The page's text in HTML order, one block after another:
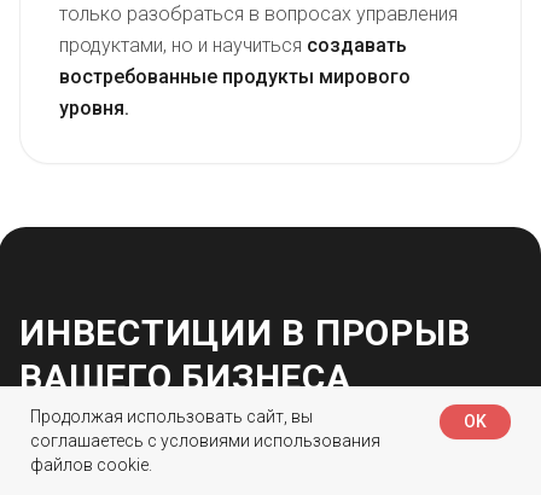
только разобраться в вопросах управления
продуктами, но и научиться создавать
востребованные продукты мирового
уровня.
ИНВЕСТИЦИИ В ПРОРЫВ
ВАШЕГО БИЗНЕСА
Продолжая использовать сайт, вы
соглашаетесь с условиями использования
файлов cookie.
OK